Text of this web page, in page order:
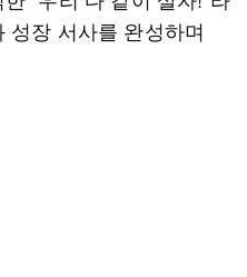
성장 서사를 완성하며